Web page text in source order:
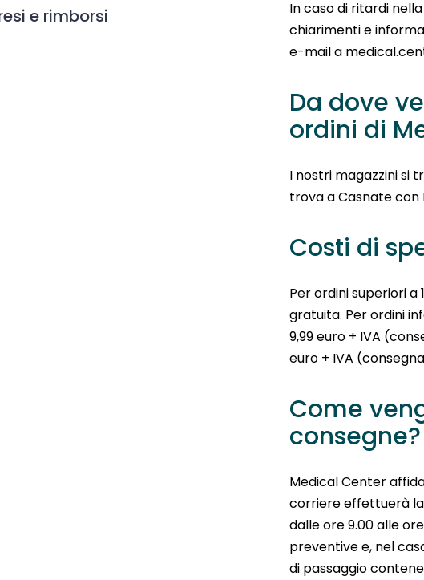
e rimborsi
In caso di ritardi
chiarimenti e
e-mail a
Da dove
ordini di
I nostri magazzini si
trova a Casnate con
Costi di
Per ordini superiori a
gratuita. Per ordini
9,99 euro + IVA
euro + IVA
Come
consegne?
Medical Center
corriere effettuerà la
dalle ore 9.00 alle
preventive e, nel
di passaggio